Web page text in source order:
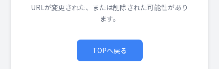
URLが変更された、または削除された可能性があり
ます。
TOPへ戻る